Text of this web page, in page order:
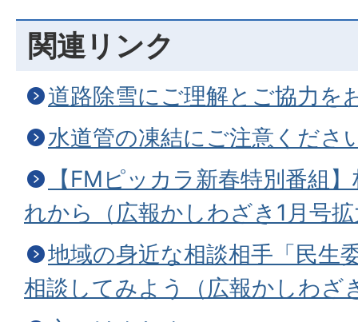
関連リンク
道路除雪にご理解とご協力を
水道管の凍結にご注意くださ
【FMピッカラ新春特別番組
れから（広報かしわざき1月号
地域の身近な相談相手「民生
相談してみよう（広報かしわざ